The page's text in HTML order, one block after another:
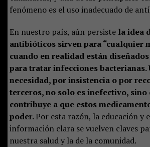
fenómeno es el uso inadecuado de
En nuestro país, aún persiste la idea
antibióticos sirven para “cualquier
cuando en realidad están
para tratar infecciones bacterianas.
necesidad, por insistencia o por
terceros, no solo es inefectivo, sino
contribuye a que estos
poder.Por esta razón, la educación y
información clara se vuelven claves
nuestra salud y la de la comunidad.